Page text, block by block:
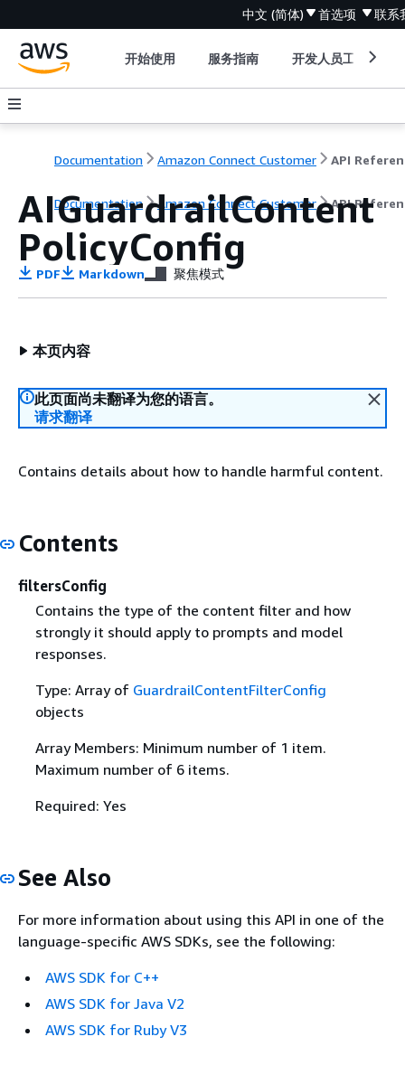
中文 (简体) 首选项 联系
开始使用 服务指南 开发人员工具
Documentation Amazon Connect Customer API
Documentation Amazon Connect Customer API
AIGuardrailContent
PolicyConfig
PDF Markdown 聚焦模式
本页内容
此页面尚未翻译为您的语言。
请求翻译
Contains details about how to handle harmful content.
Contents
filtersConfig
Contains the type of the content filter and how
strongly it should apply to prompts and model
responses.
Type: Array of GuardrailContentFilterConfig
objects
Array Members: Minimum number of 1 item.
Maximum number of 6 items.
Required: Yes
See Also
For more information about using this API in one of the
language-specific AWS SDKs, see the following:
AWS SDK for C++
AWS SDK for Java V2
AWS SDK for Ruby V3